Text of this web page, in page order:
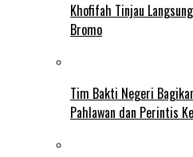
Khofifah Tinjau
Bromo
Tim Bakti Negeri
Pahlawan dan Perintis